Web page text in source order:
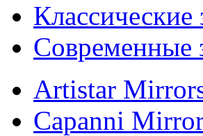
Классические
Современные
Artistar
Capanni